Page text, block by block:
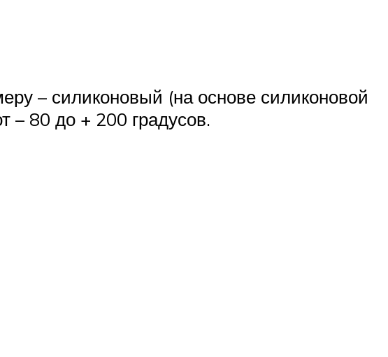
– силиконовый (на основе силиконовой
– 80 до + 200 градусов.